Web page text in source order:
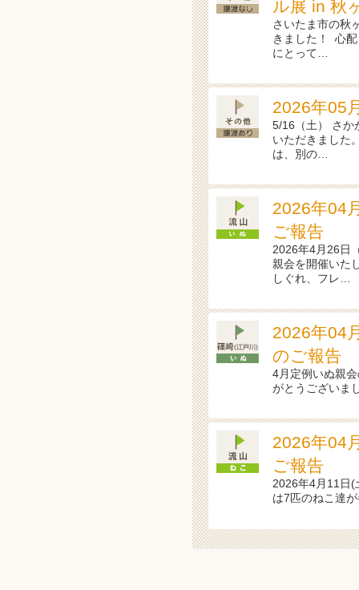
ル展 in 秋
さいたま市の秋
きました！ ⁡ 心
にとって…
2026年05
5/16（土） さか
いただきました
は、別の…
2026年04
ご報告
2026年4月26日
親会を開催いた
しぐれ、フレ…
2026年04
のご報告
4月定例いぬ親
がとうござ
2026年04
ご報告
2026年4月11日(
は7匹のねこ達